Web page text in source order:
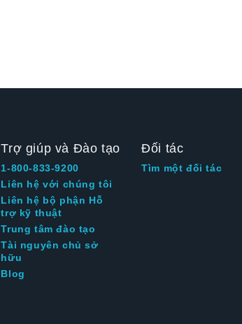
Trợ giúp và Đào tạo
1-800-833-9200
Liên hệ với chúng tôi
Liên hệ bộ phận Hỗ
trợ kỹ thuật
Trung tâm đào tạo
Tài nguyên chủ sở
hữu
Blog
Đối tác
Tìm một đối tác